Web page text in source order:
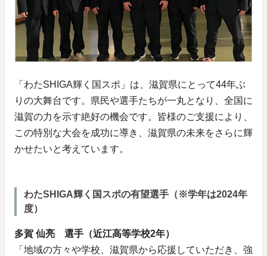
「わたSHIGA輝く国スポ」は、滋賀県にとって44年ぶ
りの大舞台です。県民や選手たちが一丸となり、全国に
滋賀の力を示す絶好の機会です。皆様のご支援により、
この特別な大会を成功に導き、滋賀県の未来をさらに輝
かせたいと考えています。
わたSHIGA輝く国スポの有望選手（※学年は2024年
度）
多賀 仙亮 選手（近江高等学校2年）
「地域の方々や学校、滋賀県から応援していただき、強